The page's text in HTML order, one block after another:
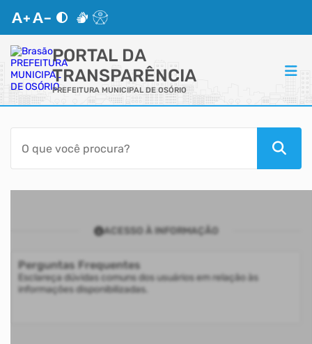
PORTAL DA
TRANSPARÊNCIA
PREFEITURA MUNICIPAL DE OSÓRIO
ACESSO RÁPIDO
Acessibilidade
Autoatendimento
Mapa do Site
ACESSO À INFORMAÇÃO
Perguntas Frequentes
Esclareça dúvidas comuns dos usuários em relação às
informações disponibilizadas.